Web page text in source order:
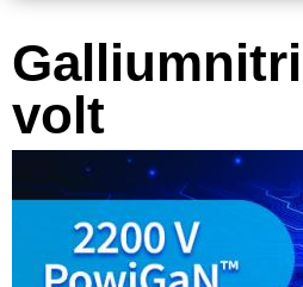
volt